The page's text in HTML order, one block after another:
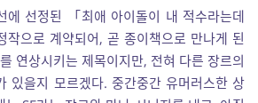
에 선정된 「최애 아이돌이 내 적수라는데
작으로 계약되어, 곧 종이책으로 만나게 된
연상시키는 제목이지만, 전혀 다른 장르의
있을지 모르겠다. 중간중간 유머러스한 상